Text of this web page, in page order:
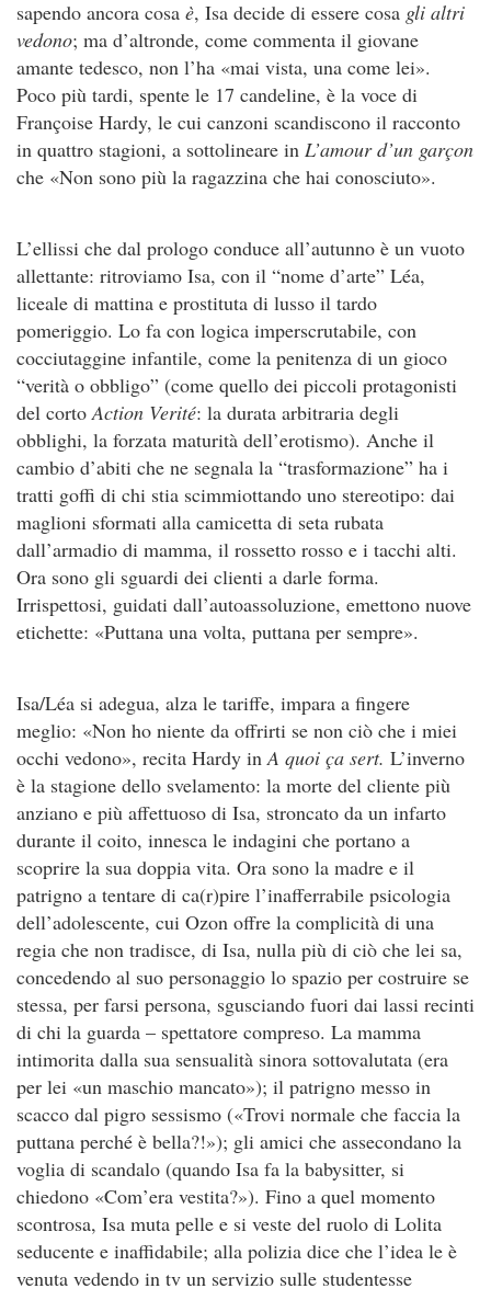
sapendo ancora cosa è, Isa decide di essere cosa gli altri
vedono; ma d’altronde, come commenta il giovane
amante tedesco, non l’ha «mai vista, una come lei».
Poco più tardi, spente le 17 candeline, è la voce di
Françoise Hardy, le cui canzoni scandiscono il racconto
in quattro stagioni, a sottolineare in L’amour d’un garçon
che «Non sono più la ragazzina che hai conosciuto».
L’ellissi che dal prologo conduce all’autunno è un vuoto
allettante: ritroviamo Isa, con il “nome d’arte” Léa,
liceale di mattina e prostituta di lusso il tardo
pomeriggio. Lo fa con logica imperscrutabile, con
cocciutaggine infantile, come la penitenza di un gioco
“verità o obbligo” (come quello dei piccoli protagonisti
del cortoAction Verité: la durata arbitraria degli
obblighi, la forzata maturità dell’erotismo). Anche il
cambio d’abiti che ne segnala la “trasformazione” ha i
tratti goffi di chi stia scimmiottando uno stereotipo: dai
maglioni sformati alla camicetta di seta rubata
dall’armadio di mamma, il rossetto rosso e i tacchi alti.
Ora sono gli sguardi dei clienti a darle forma.
Irrispettosi, guidati dall’autoassoluzione, emettono nuove
etichette: «Puttana una volta, puttana per sempre».
Isa/Léa si adegua, alza le tariffe, impara a fingere
meglio: «Non ho niente da offrirti se non ciò che i miei
occhi vedono», recita Hardy inA quoi ça sert. L’inverno
è la stagione dello svelamento: la morte del cliente più
anziano e più affettuoso di Isa, stroncato da un infarto
durante il coito, innesca le indagini che portano a
scoprire la sua doppia vita. Ora sono la madre e il
patrigno a tentare di ca(r)pire l’inafferrabile psicologia
dell’adolescente, cui Ozon offre la complicità di una
regia che non tradisce, di Isa, nulla più di ciò che lei sa,
concedendo al suo personaggio lo spazio per costruire se
stessa, per farsi persona, sgusciando fuori dai lassi recinti
di chi la guarda – spettatore compreso. La mamma
intimorita dalla sua sensualità sinora sottovalutata (era
per lei «un maschio mancato»); il patrigno messo in
scacco dal pigro sessismo («Trovi normale che faccia la
puttana perché è bella?!»); gli amici che assecondano la
voglia di scandalo (quando Isa fa la babysitter, si
chiedono «Com’era vestita?»). Fino a quel momento
scontrosa, Isa muta pelle e si veste del ruolo di Lolita
seducente e inaffidabile; alla polizia dice che l’idea le è
venuta vedendo in tv un servizio sulle studentesse